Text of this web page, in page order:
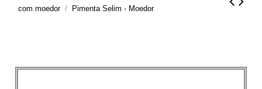
com moedor
Pimenta Selim - Moedor